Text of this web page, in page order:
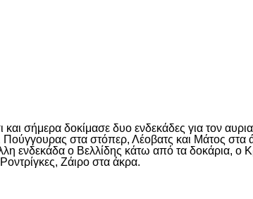
σήμερα δοκίμασε δυο ενδεκάδες για τον
στα στόπερ, Λέοβατς και Μάτος στα
ενδεκάδα ο Βελλίδης κάτω από τα δοκάρια, ο
Ζάιρο στα άκρα.